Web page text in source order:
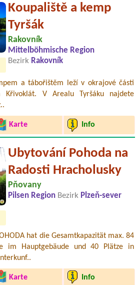
Koupaliště a kemp
Tyršák
Rakovník
Mittelböhmische Region
Bezirk Rakovník
a tábořištěm leží v okrajové části
Křivoklát. V Arealu Tyršáku najdete
Karte Info
Ubytování Pohoda na
Radosti Hracholusky
Pňovany
Pilsen Region Bezirk Plzeň-sever
hat die Gesamtkapazität max. 84
im Hauptgebäude und 40 Plätze in
Karte Info